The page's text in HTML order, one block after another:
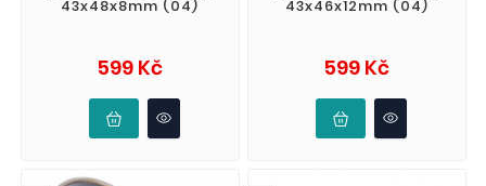
43x48x8mm (04)
599 KčCena
43x46x12mm (04)
599 KčCena